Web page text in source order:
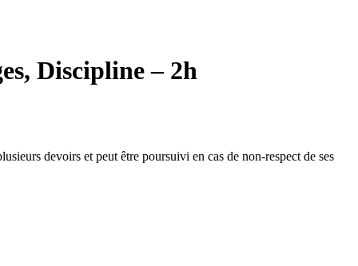
Discipline – 2h
devoirs et peut être poursuivi en cas de non-respect de ses